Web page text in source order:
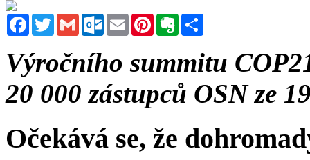
FacebookTwitterGmail Outlook.com
Email PinterestEvernote
Výročního summitu
20 000 zástupců OSN ze
Očekává se, že